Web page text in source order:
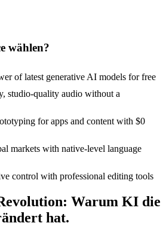
wählen?
of latest generative AI models for free
studio-quality audio without a
for apps and content with $0
markets with native-level language
control with professional editing tools
Warum KI die
hat.